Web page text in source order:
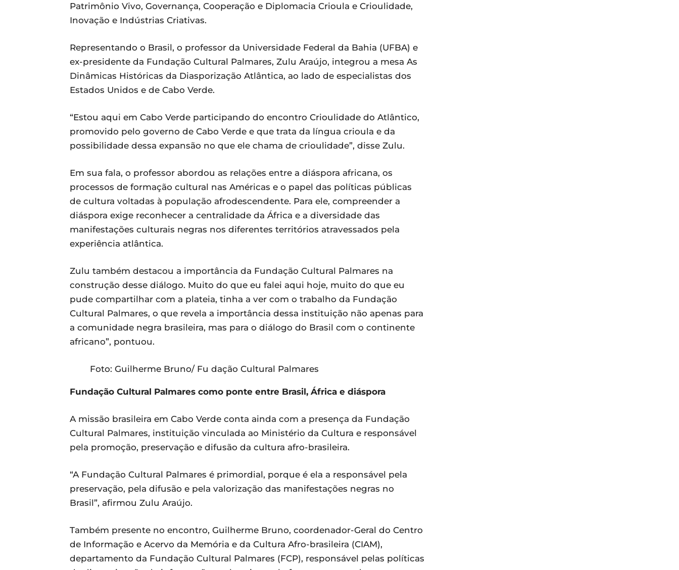
Patrimônio Vivo, Governança, Cooperação e Diplomacia Crioula e Crioulidade,
Inovação e Indústrias Criativas.
Representando o Brasil, o professor da Universidade Federal da Bahia (UFBA) e
ex-presidente da Fundação Cultural Palmares, Zulu Araújo, integrou a mesa As
Dinâmicas Históricas da Diasporização Atlântica, ao lado de especialistas dos
Estados Unidos e de Cabo Verde.
“Estou aqui em Cabo Verde participando do encontro Crioulidade do Atlântico,
promovido pelo governo de Cabo Verde e que trata da língua crioula e da
possibilidade dessa expansão no que ele chama de crioulidade”, disse Zulu.
Em sua fala, o professor abordou as relações entre a diáspora africana, os
processos de formação cultural nas Américas e o papel das políticas públicas
de cultura voltadas à população afrodescendente. Para ele, compreender a
diáspora exige reconhecer a centralidade da África e a diversidade das
manifestações culturais negras nos diferentes territórios atravessados pela
experiência atlântica.
Zulu também destacou a importância da Fundação Cultural Palmares na
construção desse diálogo. Muito do que eu falei aqui hoje, muito do que eu
pude compartilhar com a plateia, tinha a ver com o trabalho da Fundação
Cultural Palmares, o que revela a importância dessa instituição não apenas para
a comunidade negra brasileira, mas para o diálogo do Brasil com o continente
africano”, pontuou.
Foto: Guilherme Bruno/ Fu dação Cultural Palmares
Fundação Cultural Palmares como ponte entre Brasil, África e diáspora
A missão brasileira em Cabo Verde conta ainda com a presença da Fundação
Cultural Palmares, instituição vinculada ao Ministério da Cultura e responsável
pela promoção, preservação e difusão da cultura afro-brasileira.
“A Fundação Cultural Palmares é primordial, porque é ela a responsável pela
preservação, pela difusão e pela valorização das manifestações negras no
Brasil”, afirmou Zulu Araújo.
Também presente no encontro, Guilherme Bruno, coordenador-Geral do Centro
de Informação e Acervo da Memória e da Cultura Afro-brasileira (CIAM),
departamento da Fundação Cultural Palmares (FCP), responsável pelas políticas